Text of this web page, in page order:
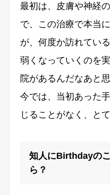
最初は、皮膚や神経
で、この治療で本当
が、何度か訪れてい
弱くなっていくのを
院があるんだなあと思
今では、当初あった
じることがなく、と
知人にBirthdayの
ら？